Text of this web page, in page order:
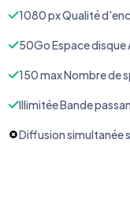
1080 px Qualité
50Go Espace disque
150 max Nombre de
Illimitée Bande
Diffusion simultanée